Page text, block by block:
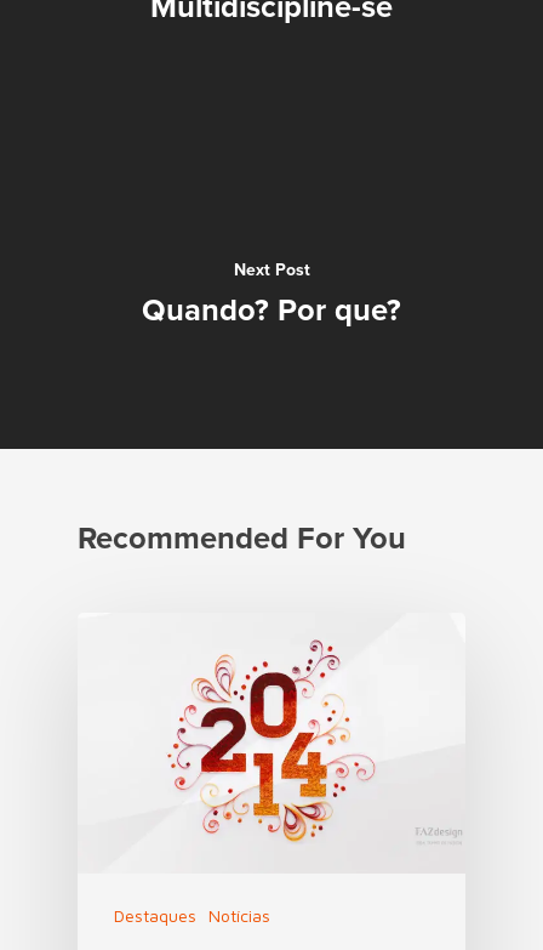
Next Post
Quando? Por que?
Recommended For You
Destaques Notícias
Portfólio
Sobre